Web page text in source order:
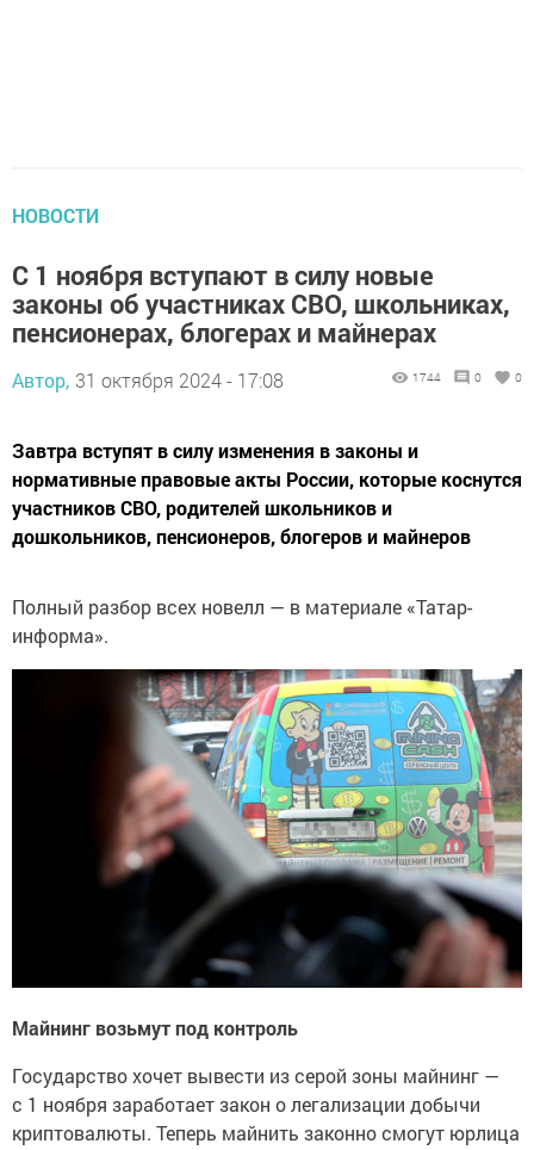
НОВОСТИ
С 1 ноября вступают в силу новые
законы об участниках СВО, школьниках,
пенсионерах, блогерах и майнерах
Автор, 31 октября 2024 - 17:08 1744 0 0
Завтра вступят в силу изменения в законы и
нормативные правовые акты России, которые коснутся
участников СВО, родителей школьников и
дошкольников, пенсионеров, блогеров и майнеров
Полный разбор всех новелл — в материале «Татар-
информа».
Майнинг возьмут под контроль
Государство хочет вывести из серой зоны майнинг —
с 1 ноября заработает закон о легализации добычи
криптовалюты. Теперь майнить законно смогут юрлица